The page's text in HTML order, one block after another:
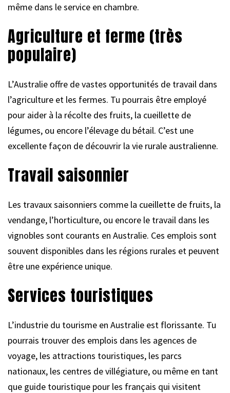
même dans le service en chambre.
Agriculture et ferme (très
populaire)
L’Australie offre de vastes opportunités de travail dans
l’agriculture et les fermes. Tu pourrais être employé
pour aider à la récolte des fruits, la cueillette de
légumes, ou encore l’élevage du bétail. C’est une
excellente façon de découvrir la vie rurale australienne.
Travail saisonnier
Les travaux saisonniers comme la cueillette de fruits, la
vendange, l’horticulture, ou encore le travail dans les
vignobles sont courants en Australie. Ces emplois sont
souvent disponibles dans les régions rurales et peuvent
être une expérience unique.
Services touristiques
L’industrie du tourisme en Australie est florissante. Tu
pourrais trouver des emplois dans les agences de
voyage, les attractions touristiques, les parcs
nationaux, les centres de villégiature, ou même en tant
que guide touristique pour les français qui visitent